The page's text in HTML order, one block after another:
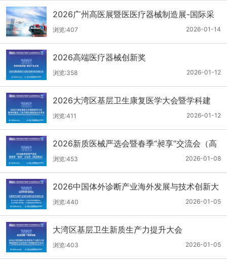
2026广州高医展暨医医疗器械制造展-国际采
购商名单第二批公布
2026-01-14
浏览:407
2026高端医疗器械创新奖
2026-01-12
浏览:358
2026大湾区基层卫生康复医学大会暨学科建
设、门诊可视化微创技术分享会
2026-01-12
浏览:411
2026新质医械严选会暨春季“昶享”交流会（高
医展站）
2026-01-08
浏览:453
2026中国体外诊断产业海外发展与技术创新大
会
2026-01-05
浏览:440
大湾区基层卫生新质生产力提升大会
2026-01-05
浏览:403